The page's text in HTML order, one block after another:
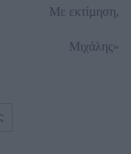
Με εκτίµηση,
Μιχάλης»